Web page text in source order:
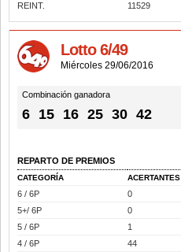
REINT.
11529
Lotto 6/49
Miércoles 29/06/2016
Combinación ganadora
6 15 16 25 30 42
REPARTO DE PREMIOS
CATEGORÍA ACERTANTES
6 / 6P 0
5+/ 6P
0
5 / 6P
1
4 / 6P
44